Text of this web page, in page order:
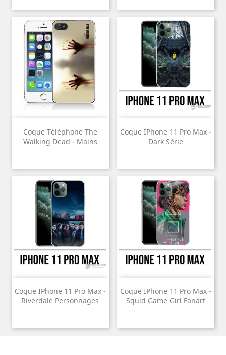
Coque Téléphone The
Walking Dead - Mains
Coque IPhone 11 Pro Max -
Dark Série
Coque IPhone 11 Pro Max -
Riverdale Personnages
Coque IPhone 11 Pro Max -
Squid Game Girl Fanart